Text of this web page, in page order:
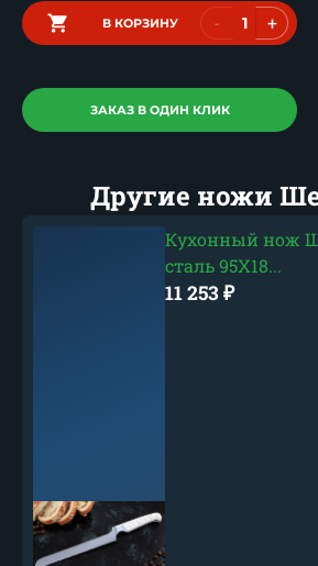
В КОРЗИНУ - +
ЗАКАЗ В ОДИН КЛИК
Другие ножи
Кухонный нож
сталь 95Х18...
11 253 ₽